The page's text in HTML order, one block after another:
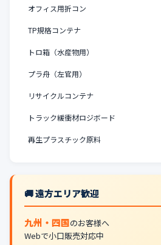
オフィス用折コン
TP規格コンテナ
トロ箱（水産物用）
プラ舟（左官用）
リサイクルコンテナ
トラック緩衝材ロジボード
再生プラスチック原料
🚚 遠方エリア歓迎
九州・四国のお客様へ
Webで小口販売対応中